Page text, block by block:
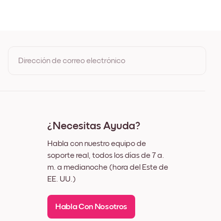
Dirección de correo electrónico
¿Necesitas Ayuda?
Habla con nuestro equipo de
soporte real, todos los días de 7 a.
m. a medianoche (hora del Este de
EE. UU.)
Habla Con Nosotros